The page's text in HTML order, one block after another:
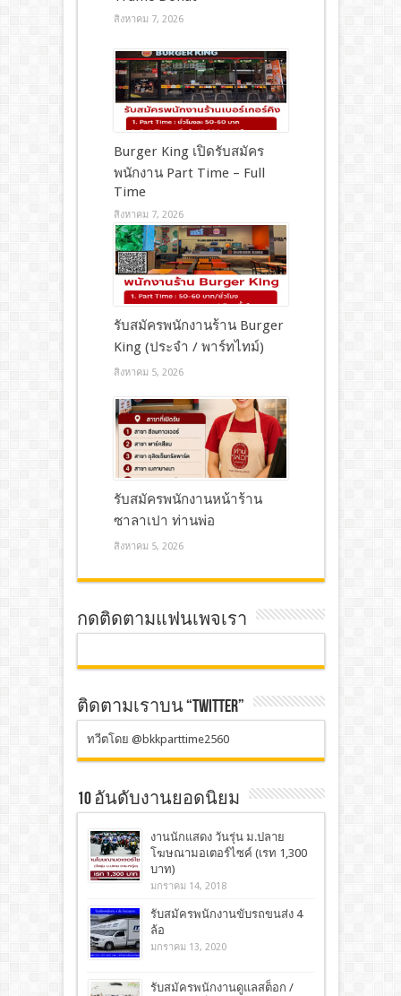
สิงหาคม 7, 2026
Burger King เปิดรับสมัคร
พนักงาน Part Time – Full
Time
สิงหาคม 7, 2026
รับสมัครพนักงานร้าน Burger
King (ประจำ / พาร์ทไทม์)
สิงหาคม 5, 2026
รับสมัครพนักงานหน้าร้าน
ซาลาเปา ท่านพ่อ
สิงหาคม 5, 2026
กดติดตามแฟนเพจเรา
ติดตามเราบน “TWITTER”
ทวีตโดย @bkkparttime2560
10 อันดับงานยอดนิยม
งานนักแสดง วันรุ่น ม.ปลาย
โฆษณามอเตอร์ไซค์ (เรท 1,300
บาท)
มกราคม 14, 2018
รับสมัครพนักงานขับรถขนส่ง 4
ล้อ
มกราคม 13, 2020
รับสมัครพนักงานดูแลสต็อก /